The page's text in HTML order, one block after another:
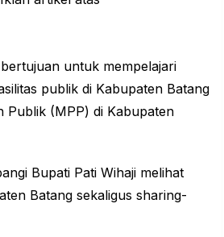
untuk mempelajari
publik di Kabupaten Batang
Publik (MPP) di Kabupaten
Bupati Pati Wihaji melihat
Batang sekaligus sharing-